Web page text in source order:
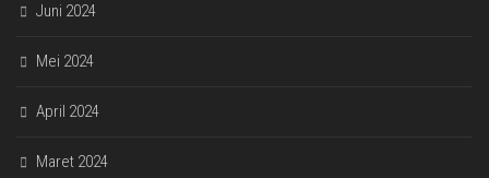
Juni 2024
Mei 2024
April 2024
Maret 2024